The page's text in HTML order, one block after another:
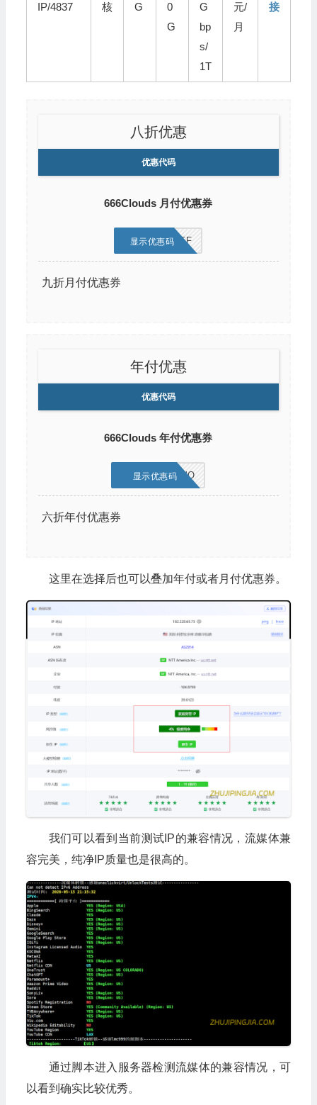
IP/4837
核
G
0
G
G
bp
s/
1T
元/
月
接
八折优惠
优惠代码
666Clouds 月付优惠券
MONTH10OFF
显示优惠码
九折月付优惠券
年付优惠
优惠代码
666Clouds 年付优惠券
3AWYO3W3WO
显示优惠码
六折年付优惠券
这里在选择后也可以叠加年付或者月付优惠券。
我们可以看到当前测试IP的兼容情况，流媒体兼
容完美，纯净IP质量也是很高的。
通过脚本进入服务器检测流媒体的兼容情况，可
以看到确实比较优秀。